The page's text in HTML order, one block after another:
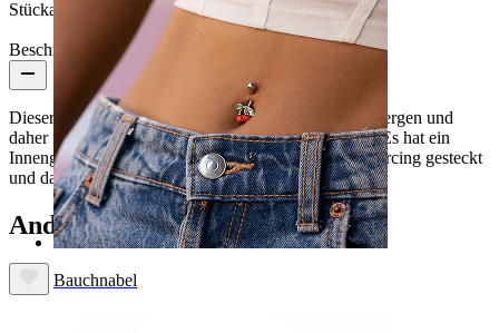
Bauchnabel
Stückanzahl:
Beschreibung
Dieser Zungenpiercing aus Titan mit Stern ist hypoallergen und
daher für Personen mit empfindlicher Haut geeignet. Es hat ein
Innengewinde, d.h. der glatte Stab wird durch das Piercing gesteckt
und dann eingeschraubt.
Andere haben ebenfalls gekauft